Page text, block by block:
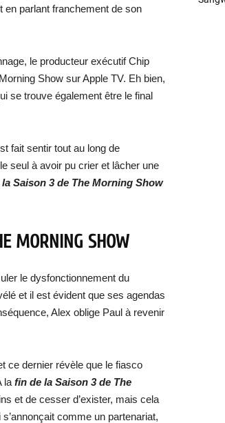
parlant franchement de son
le producteur exécutif Chip
Show sur Apple TV. Eh bien,
se trouve également être le final
fait sentir tout au long de
seul à avoir pu crier et lâcher une
Saison 3 de The Morning Show
MORNING SHOW
le dysfonctionnement du
et il est évident que ses agendas
Alex oblige Paul à revenir
ce dernier révèle que le fiasco
la fin de la Saison 3 de The
et de cesser d’exister, mais cela
comme un partenariat,